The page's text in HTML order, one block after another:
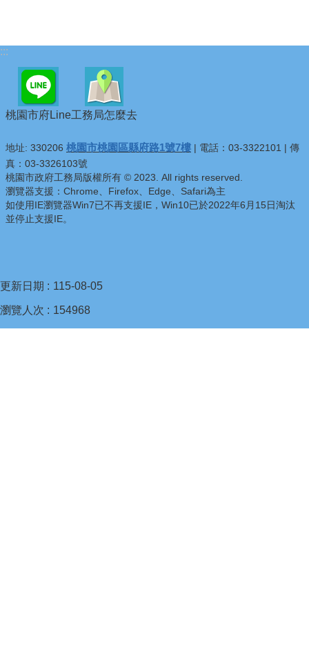
:::
桃園市府Line工務局怎麼去
地址: 330206 桃園市桃園區縣府路1號7樓 | 電話：03-3322101 | 傳
真：03-3326103號
桃園市政府工務局版權所有 © 2023. All rights reserved.
瀏覽器支援：Chrome、Firefox、Edge、Safari為主
如使用IE瀏覽器Win7已不再支援IE，Win10已於2022年6月15日淘汰
並停止支援IE。
更新日期 115-08-05
瀏覽人次 154968